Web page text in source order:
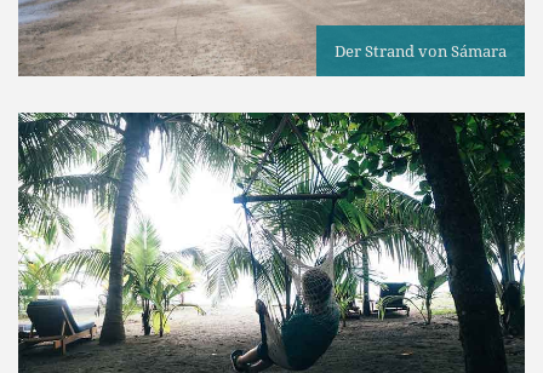
Der Strand von Sámara